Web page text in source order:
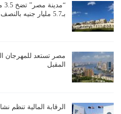
بـ5.7 مليار جنيه بالنصف الأول
مصر تستعد للمهرجان
المقبل
الرقابة المالية تنظم